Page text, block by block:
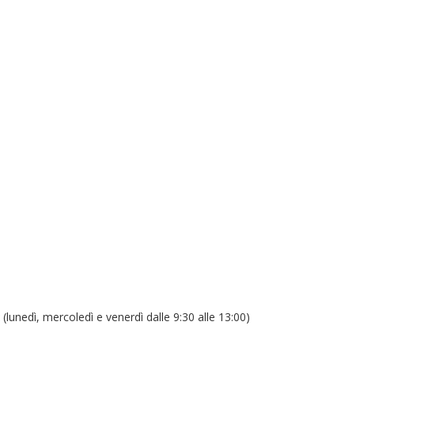
mercoledì e venerdì dalle 9:30 alle 13:00)